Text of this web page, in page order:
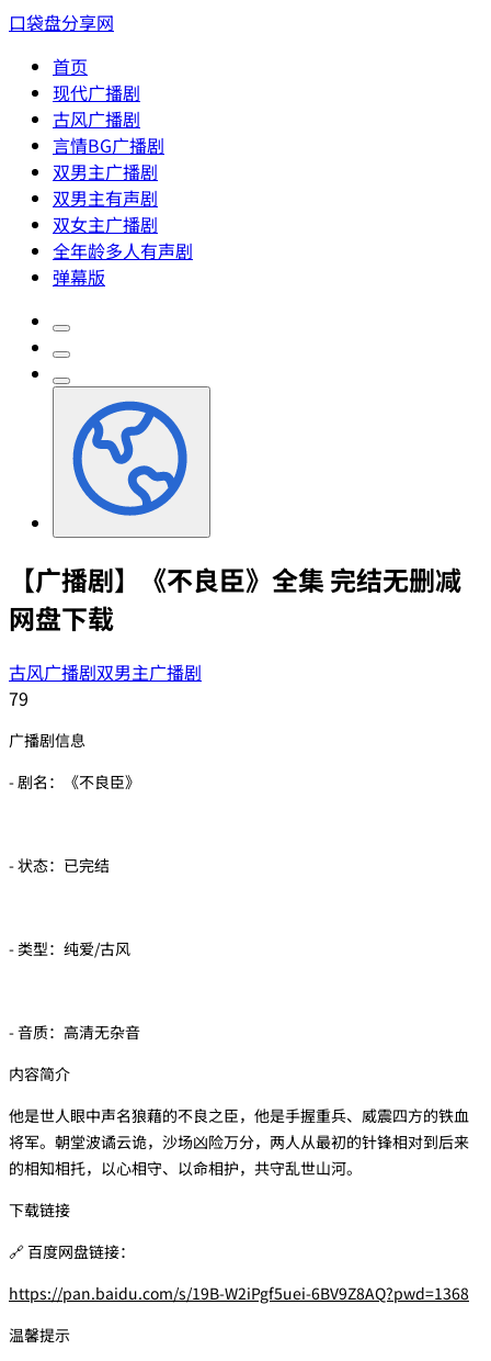
口袋盘分享网
首页
现代广播剧
古风广播剧
言情BG广播剧
双男主广播剧
双男主有声剧
双女主广播剧
全年龄多人有声剧
弹幕版
【广播剧】《不良臣》全集 完结无删减
网盘下载
古风广播剧双男主广播剧
79
广播剧信息
- 剧名：《不良臣》
- 状态：已完结
- 类型：纯爱/古风
- 音质：高清无杂音
内容简介
他是世人眼中声名狼藉的不良之臣，他是手握重兵、威震四方的铁血
将军。朝堂波谲云诡，沙场凶险万分，两人从最初的针锋相对到后来
的相知相托，以心相守、以命相护，共守乱世山河。
下载链接
🔗 百度网盘链接：
https://pan.baidu.com/s/19B-W2iPgf5uei-6BV9Z8AQ?pwd=1368
温馨提示